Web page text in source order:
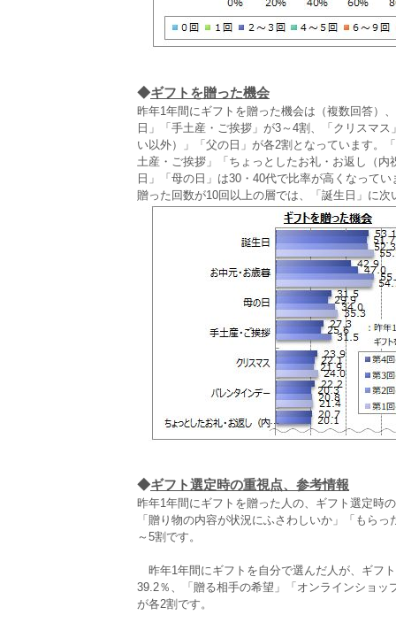
◆ギフトを贈った機会
昨年1年間にギフトを贈った機会は（複数回答）
日」「手土産・ご挨拶」が3～4割、「クリスマ
い以外）」「父の日」が各2割となっています。
土産・ご挨拶」「ちょっとしたお礼・お返し（
日」「母の日」は30・40代で比率が高くなって
贈った回数が10回以上の層では、「誕生日」に
◆ギフト選定時の重視点、参考情報
昨年1年間にギフトを贈った人の、ギフト選定時
「贈り物の内容が状況にふさわしいか」「もら
～5割です。
昨年1年間にギフトを自分で選んだ人が、ギフ
39.2％、「贈る相手の希望」「オンラインショ
が各2割です。